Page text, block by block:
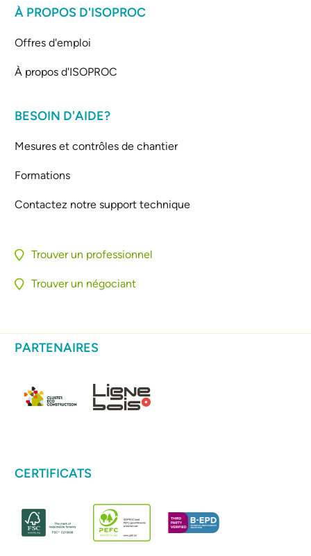
À PROPOS D'ISOPROC
Offres d'emploi
À propos d'ISOPROC
BESOIN D'AIDE?
Mesures et contrôles de chantier
Formations
Contactez notre support technique
Trouver un professionnel
Trouver un négociant
PARTENAIRES
CERTIFICATS